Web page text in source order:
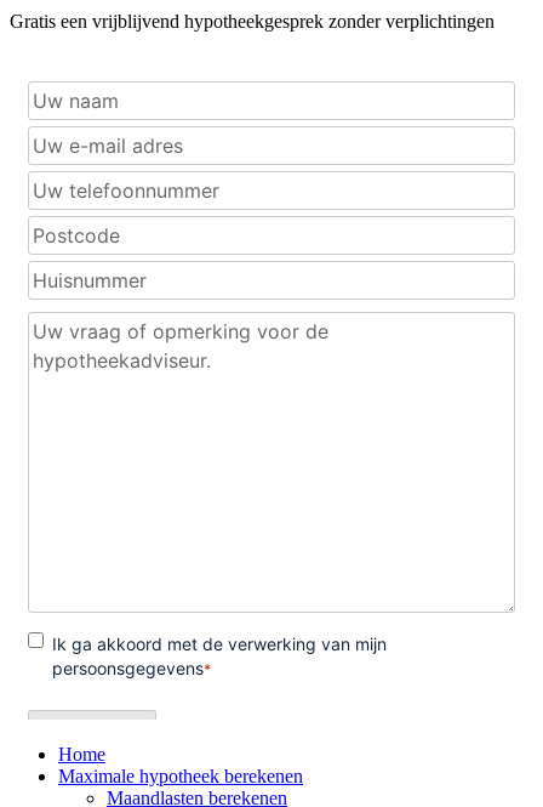
Gratis een vrijblijvend hypotheekgesprek zonder verplichtingen
Home
Maximale hypotheek berekenen
Maandlasten berekenen